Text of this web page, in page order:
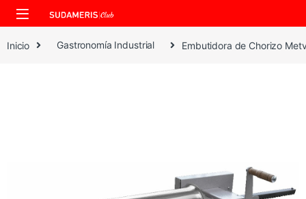
Skip to navigation
Skip to content
Inicio Gastronomía Industrial Embutidora de Chorizo